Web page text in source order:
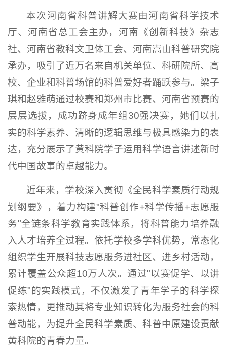
本次河南省科普讲解大赛由河南省科学技术
厅、河南省总工会主办，河南《创新科技》杂志
社、河南省教科文卫体工会、河南嵩山科普研究院
承办，吸引了近万名来自机关单位、科研院所、高
校、企业和科普场馆的科普爱好者踊跃参与。梁子
琪和赵雅萌通过校赛和郑州市比赛、河南省预赛的
层层选拔，成功跻身成年组30强决赛，她们以扎
实的科学素养、清晰的逻辑思维与极具感染力的表
达，充分展示了黄科院学子运用科学语言讲述新时
代中国故事的卓越能力。
近年来，学校深入贯彻《全民科学素质行动规
划纲要》，着力构建"科普创作+科学传播+志愿服
务"全链条科学教育实践体系，将科普能力培养融
入人才培养全过程。依托学校多学科优势，常态化
组织学生开展科技志愿服务进社区、进乡村活动，
累计覆盖公众超10万人次。通过"以赛促学、以讲
促练"的实践模式，不仅激发了青年学子的科学探
索热情，更推动其将专业知识转化为服务社会的科
普动能，为提升全民科学素质、科普中原建设贡献
黄科院的青春力量。